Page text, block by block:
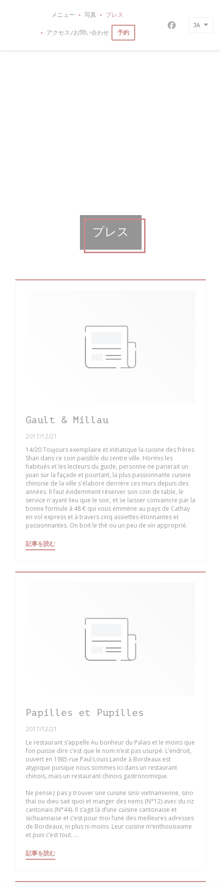
メニュー 写真 プレス
アクセス/お問い合わせ 予約 Facebook ((
JA
プレス
Gault & Millau
2017/12/21
14/20 Toujours exemplaire et initiatique la cuisine des frères
Shan dans ce coin paisible du centre ville. Hormis les
habitués et les lecteurs du guide, personne ne parierait un
yuan sur la façade et pourtant, la plus passionnante cuisine
chinoise de la ville s'élabore derrière ces murs depuis des
années. Il faut évidemment réserver son coin de table, le
service n'ayant lieu que le soir, et se laisser convaincre par la
bonne formule à 48 € qui vous emmène au pays de Cathay
en vol express et à travers cinq assiettes étonnantes et
passionnantes. On boit le thé ou un peu de vin approprié.
記事を読む((新しいウィンドウで開きます))
Papilles et Pupilles
2017/12/21
Le restaurant s’appelle Au bonheur du Palais et le moins que
l’on puisse dire c’est que le nom n’est pas usurpé. L’endroit,
ouvert en 1985 rue Paul Louis Lande à Bordeaux est
atypique puisque nous sommes ici dans un restaurant
chinois, mais un restaurant chinois gastronomique.
Ne pensez pas y trouver une cuisine sino vietnamienne, sino
thaï ou dieu sait quoi et manger des nems (N°12) avec du riz
cantonais (N°44). Il s’agit là d’une cuisine cantonaise et
sichuannaise et c’est pour moi l’une des meilleures adresses
de Bordeaux, ni plus ni moins. Leur cuisine m’enthousiasme
et puis c’est tout. ...
記事を読む((新しいウィンドウで開きます))